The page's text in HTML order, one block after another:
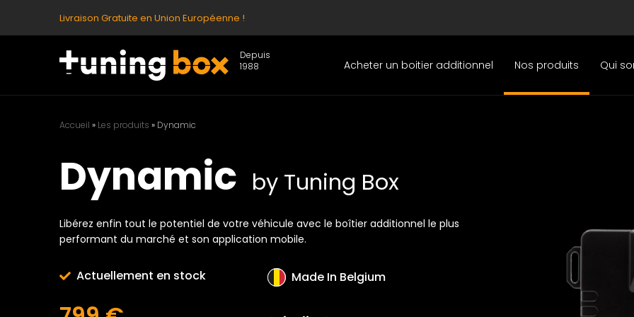
Livraison Gratuite en Union Européenne !
Depuis
1988
Acheter un boitier additionnel Nos produits Qui
Accueil » Les produits » Dynamic
Dynamic by Tuning Box
Libérez enfin tout le potentiel de votre véhicule avec le boîtier additionnel le plus
performant du marché et son application mobile.
Actuellement en stock Made In Belgium